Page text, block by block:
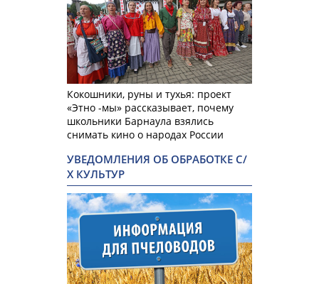
Кокошники, руны и тухья: проект
«Этно -мы» рассказывает, почему
школьники Барнаула взялись
снимать кино о народах России
УВЕДОМЛЕНИЯ ОБ ОБРАБОТКЕ С/
Х КУЛЬТУР